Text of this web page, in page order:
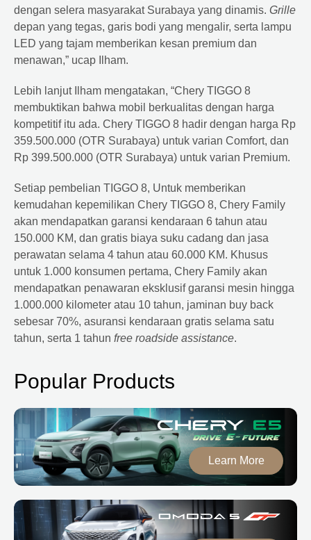
dengan selera masyarakat Surabaya yang dinamis. Grille
depan yang tegas, garis bodi yang mengalir, serta lampu
LED yang tajam memberikan kesan premium dan
menawan,” ucap Ilham.
Lebih lanjut Ilham mengatakan, “Chery TIGGO 8
membuktikan bahwa mobil berkualitas dengan harga
kompetitif itu ada. Chery TIGGO 8 hadir dengan harga Rp
359.500.000 (OTR Surabaya) untuk varian Comfort, dan
Rp 399.500.000 (OTR Surabaya) untuk varian Premium.
Setiap pembelian TIGGO 8, Untuk memberikan
kemudahan kepemilikan Chery TIGGO 8, Chery Family
akan mendapatkan garansi kendaraan 6 tahun atau
150.000 KM, dan gratis biaya suku cadang dan jasa
perawatan selama 4 tahun atau 60.000 KM. Khusus
untuk 1.000 konsumen pertama, Chery Family akan
mendapatkan penawaran eksklusif garansi mesin hingga
1.000.000 kilometer atau 10 tahun, jaminan buy back
sebesar 70%, asuransi kendaraan gratis selama satu
tahun, serta 1 tahun free roadside assistance.
Popular Products
Learn More